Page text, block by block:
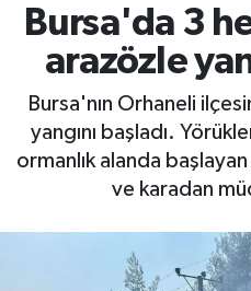
Bursa'da 3
arazözle
Bursa'nın Orhaneli
yangını başladı.
ormanlık alanda
ve karadan
Tüm Manşetler
Son Dakika Haberleri
Haber Arşivi